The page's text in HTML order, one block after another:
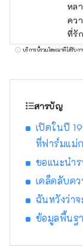
หล
คว
ที่รั
ปร
ต่อ
อา
วโ
บริการนี้รวมโฆษณาที่ได้รับก
สารบัญ
เปิดในปี
ที่ฟาร์มแม่
ขอแนะนำ
เคล็ดลับค
ฉันหวังว่า
ข้อมูลพื้นฐ